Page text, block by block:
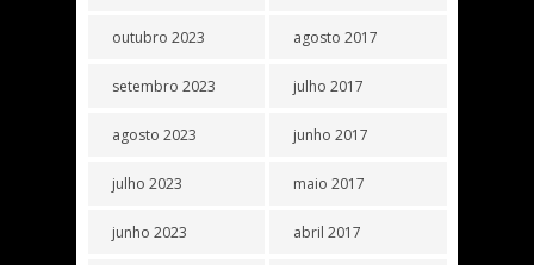
outubro 2023
setembro 2023
agosto 2023
julho 2023
junho 2023
agosto 2017
julho 2017
junho 2017
maio 2017
abril 2017